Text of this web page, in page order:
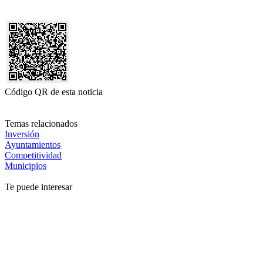
Código QR de esta noticia
Temas relacionados
Inversión
Ayuntamientos
Competitividad
Municipios
Te puede interesar